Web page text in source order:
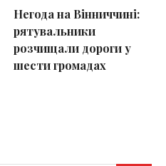
Негода на Вінниччині:
рятувальники
розчищали дороги у
шести громадах